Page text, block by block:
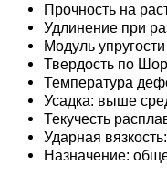
Прочность на
Удлинение при
Модуль
Твердость по
Температура
Усадка: выше
Текучесть
Ударная
Назначение: